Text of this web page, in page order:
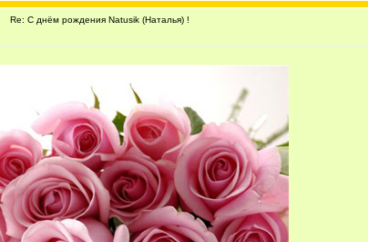
Re: С днём рождения Natusik (Наталья) !